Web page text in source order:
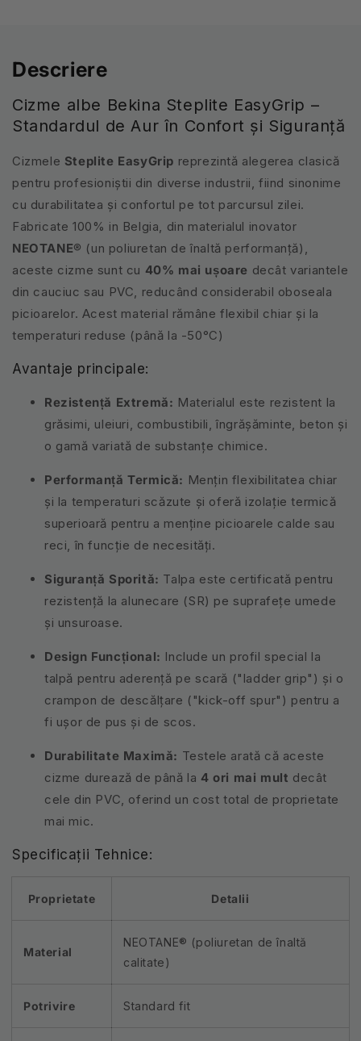
Descriere
Cizme albe Bekina Steplite EasyGrip –
Standardul de Aur în Confort și Siguranță
Cizmele Steplite EasyGrip reprezintă alegerea clasică
pentru profesioniștii din diverse industrii, fiind sinonime
cu durabilitatea și confortul pe tot parcursul zilei.
Fabricate 100% in Belgia, din materialul inovator
NEOTANE® (un poliuretan de înaltă performanță),
aceste cizme sunt cu 40% mai ușoare decât variantele
din cauciuc sau PVC, reducând considerabil oboseala
picioarelor. Acest material rămâne flexibil chiar și la
temperaturi reduse (până la -50°C)
Avantaje principale:
Rezistență Extremă: Materialul este rezistent la
grăsimi, uleiuri, combustibili, îngrășăminte, beton și
o gamă variată de substanțe chimice.
Performanță Termică: Mențin flexibilitatea chiar
și la temperaturi scăzute și oferă izolație termică
superioară pentru a menține picioarele calde sau
reci, în funcție de necesități.
Siguranță Sporită: Talpa este certificată pentru
rezistență la alunecare (SR) pe suprafețe umede
și unsuroase.
Design Funcțional: Include un profil special la
talpă pentru aderență pe scară ("ladder grip") și o
crampon de descălțare ("kick-off spur") pentru a
fi ușor de pus și de scos.
Durabilitate Maximă: Testele arată că aceste
cizme durează de până la 4 ori mai mult decât
cele din PVC, oferind un cost total de proprietate
mai mic.
Specificații Tehnice:
Proprietate Detalii
Material
NEOTANE® (poliuretan de înaltă
calitate)
Potrivire Standard fit